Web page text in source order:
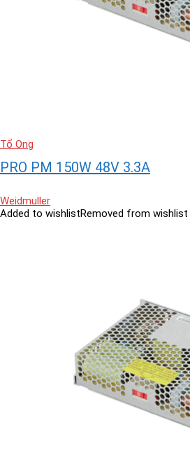
Tổ Ong
PRO PM 150W 48V 3.3A
Weidmuller
Added to wishlistRemoved from wishlist